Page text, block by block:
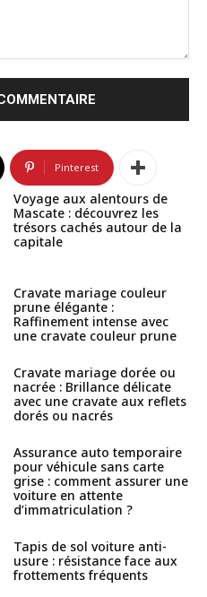
Pinterest
Voyage aux alentours de
Mascate : découvrez les
trésors cachés autour de la
capitale
Cravate mariage couleur
prune élégante :
Raffinement intense avec
une cravate couleur prune
Cravate mariage dorée ou
nacrée : Brillance délicate
avec une cravate aux reflets
dorés ou nacrés
Assurance auto temporaire
pour véhicule sans carte
grise : comment assurer une
voiture en attente
d’immatriculation ?
Tapis de sol voiture anti-
usure : résistance face aux
frottements fréquents